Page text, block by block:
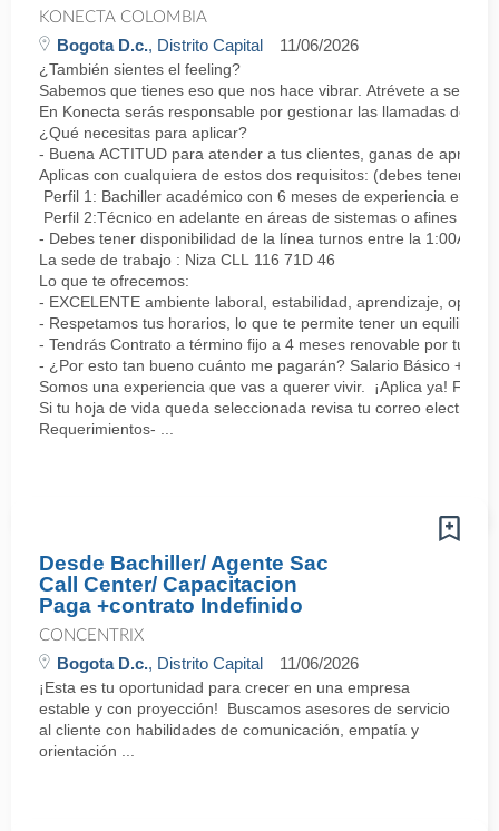
KONECTA COLOMBIA
Bogota D.c., Distrito Capital 11/06/2026
¿También sientes el feeling?
Sabemos que tienes eso que nos hace vibrar. Atrévete a ser
En Konecta serás responsable por gestionar las llamadas de
¿Qué necesitas para aplicar?
- Buena ACTITUD para atender a tus clientes, ganas de
Aplicas con cualquiera de estos dos requisitos: (debes tener
Perfil 1: Bachiller académico con 6 meses de experiencia en
Perfil 2:Técnico en adelante en áreas de sistemas o afines
- Debes tener disponibilidad de la línea turnos entre la 1:00AM
La sede de trabajo : Niza CLL 116 71D 46
Lo que te ofrecemos:
- EXCELENTE ambiente laboral, estabilidad, aprendizaje,
- Respetamos tus horarios, lo que te permite tener un equilibrio
- Tendrás Contrato a término fijo a 4 meses renovable por tu
- ¿Por esto tan bueno cuánto me pagarán? Salario Básico +
Somos una experiencia que vas a querer vivir. ¡Aplica ya!
Si tu hoja de vida queda seleccionada revisa tu correo
Requerimientos- ...
Desde Bachiller/ Agente Sac
Call Center/ Capacitacion
Paga +contrato Indefinido
CONCENTRIX
Bogota D.c., Distrito Capital 11/06/2026
¡Esta es tu oportunidad para crecer en una empresa
estable y con proyección! Buscamos asesores de servicio
al cliente con habilidades de comunicación, empatía y
orientación ...